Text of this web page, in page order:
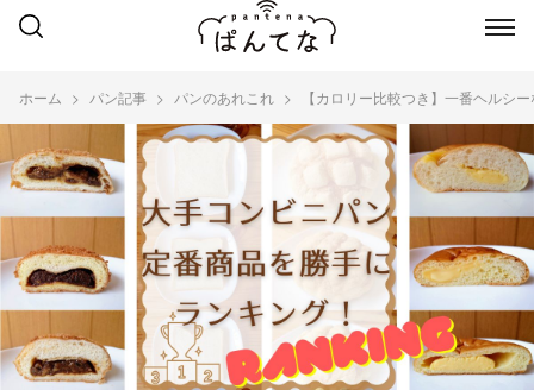
ホーム パン記事 パンのあれこれ 【カロリー比較つき】一番ヘルシ